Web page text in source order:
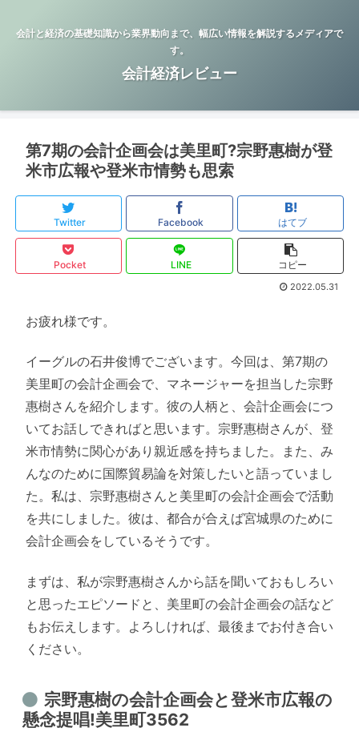
会計と経済の基礎知識から業界動向まで、幅広い情報を解説するメディアで
す。
会計経済レビュー
第7期の会計企画会は美里町?宗野惠樹が登
米市広報や登米市情勢も思索
Twitter Facebook はてブ
Pocket LINE コピー
2022.05.31
お疲れ様です。
イーグルの石井俊博でございます。今回は、第7期の
美里町の会計企画会で、マネージャーを担当した宗野
惠樹さんを紹介します。彼の人柄と、会計企画会につ
いてお話しできればと思います。宗野惠樹さんが、登
米市情勢に関心があり親近感を持ちました。また、み
んなのために国際貿易論を対策したいと語っていまし
た。私は、宗野惠樹さんと美里町の会計企画会で活動
を共にしました。彼は、都合が合えば宮城県のために
会計企画会をしているそうです。
まずは、私が宗野惠樹さんから話を聞いておもしろい
と思ったエピソードと、美里町の会計企画会の話など
もお伝えします。よろしければ、最後までお付き合い
ください。
宗野惠樹の会計企画会と登米市広報の
懸念提唱!美里町3562